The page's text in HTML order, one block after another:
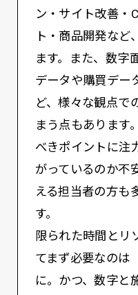
ン・サイト改善・
ト・商品開発など
ます。また、数字
データや購買デー
ど、様々な観点で
まう点もあります
べきポイントに注
がっているのか不
える担当者の方も
す。
限られた時間とリ
てまず必要なのは
に。かつ、数字と